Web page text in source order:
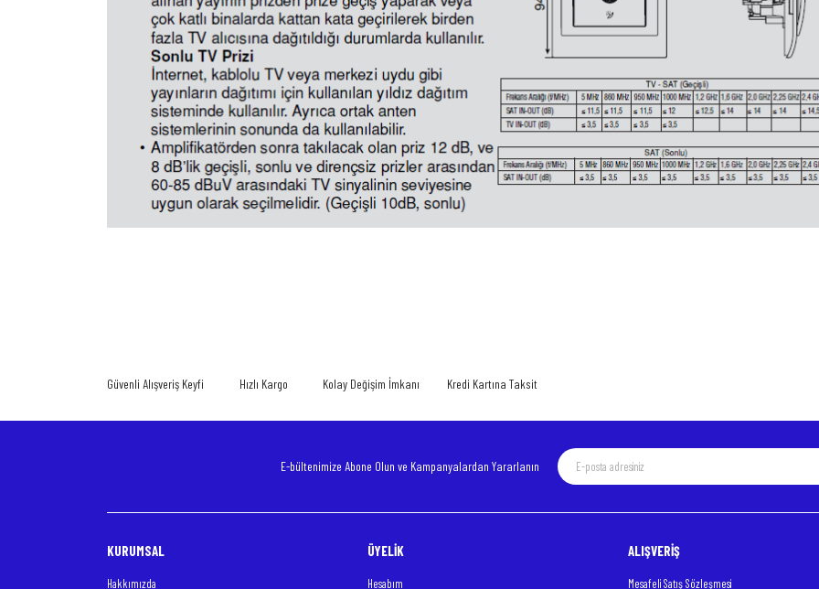
Ürün bilgilerinde hatalar bulunuyor.
Ürün fiyatı diğer sitelerden daha pahalı.
Gönder
Güvenli Alışveriş Keyfi Hızlı Kargo Kolay Değişim İmkanı Kredi Kartına Taksit
E-bültenimize Abone Olun ve Kampanyalardan Yararlanın
KURUMSAL
Hakkımızda
ÜYELİK
Hesabım
ALIŞVERİŞ
Mesafeli Satış Sözleşmesi